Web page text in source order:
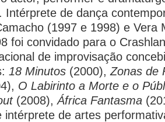
Intérprete de dança
(1997 e 1998) e Vera
foi convidado para o
de improvisação
18 Minutos (2000), Zonas de
O Labirinto a Morte e o
(2008), África Fantasma
intérprete de artes